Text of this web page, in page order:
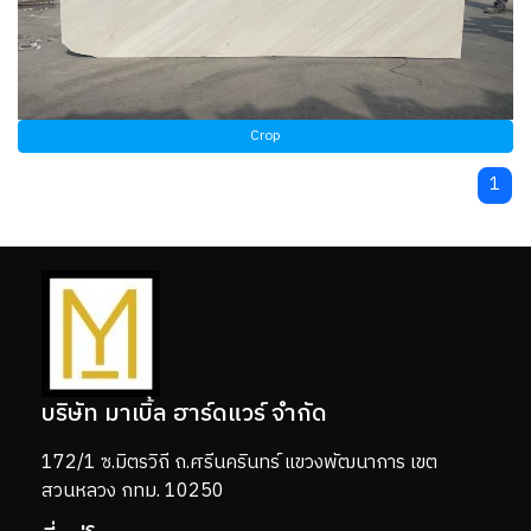
Crop
1
บริษัท มาเบิ้ล ฮาร์ดแวร์ จำกัด
172/1 ซ.มิตรวิถี ถ.ศรีนครินทร์ แขวงพัฒนาการ เขต
สวนหลวง กทม. 10250